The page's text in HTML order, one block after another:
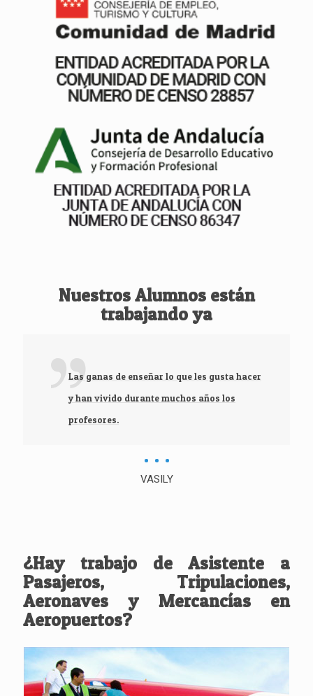
Nuestros Alumnos están
trabajando ya
Las ganas de enseñar lo que les gusta hacer
y han vivido durante muchos años los
profesores.
VASILY
¿Hay trabajo de Asistente a
Pasajeros, Tripulaciones,
Aeronaves y Mercancías en
Aeropuertos?